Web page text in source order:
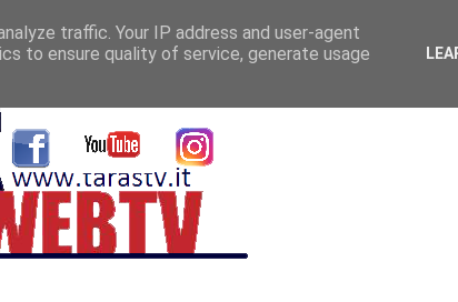
traffic. Your IP address and user-agent
to ensure quality of service, generate usage